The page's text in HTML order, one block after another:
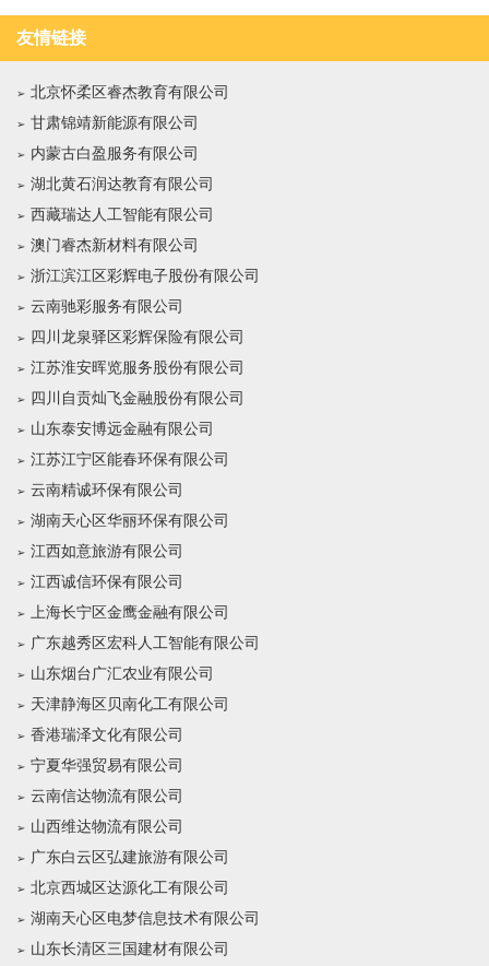
友情链接
北京怀柔区睿杰教育有限公司
甘肃锦靖新能源有限公司
内蒙古白盈服务有限公司
湖北黄石润达教育有限公司
西藏瑞达人工智能有限公司
澳门睿杰新材料有限公司
浙江滨江区彩辉电子股份有限公司
云南驰彩服务有限公司
四川龙泉驿区彩辉保险有限公司
江苏淮安晖览服务股份有限公司
四川自贡灿飞金融股份有限公司
山东泰安博远金融有限公司
江苏江宁区能春环保有限公司
云南精诚环保有限公司
湖南天心区华丽环保有限公司
江西如意旅游有限公司
江西诚信环保有限公司
上海长宁区金鹰金融有限公司
广东越秀区宏科人工智能有限公司
山东烟台广汇农业有限公司
天津静海区贝南化工有限公司
香港瑞泽文化有限公司
宁夏华强贸易有限公司
云南信达物流有限公司
山西维达物流有限公司
广东白云区弘建旅游有限公司
北京西城区达源化工有限公司
湖南天心区电梦信息技术有限公司
山东长清区三国建材有限公司